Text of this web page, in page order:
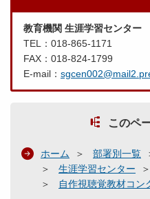
教育機関 生涯学習センター
TEL：018-865-1171
FAX：018-824-1799
E-mail：
このペ
ホーム 部署別一覧
生涯学習センター
自作視聴覚教材コン